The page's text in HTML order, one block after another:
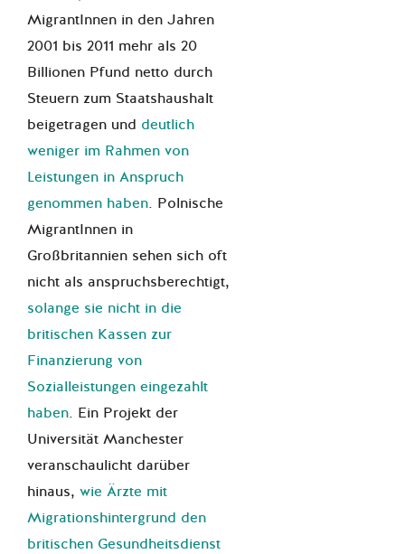
MigrantInnen in den Jahren
2001 bis 2011 mehr als 20
Billionen Pfund netto durch
Steuern zum Staatshaushalt
beigetragen und deutlich
weniger im Rahmen von
Leistungen in Anspruch
genommen haben. Polnische
MigrantInnen in
Großbritannien sehen sich oft
nicht als anspruchsberechtigt,
solange sie nicht in die
britischen Kassen zur
Finanzierung von
Sozialleistungen eingezahlt
haben. Ein Projekt der
Universität Manchester
veranschaulicht darüber
hinaus, wie Ärzte mit
Migrationshintergrund den
britischen Gesundheitsdienst